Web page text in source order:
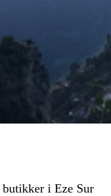
i Eze Sur